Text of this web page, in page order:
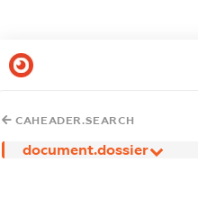
CAHEADER.SEARCH
document.dossier